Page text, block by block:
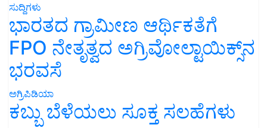
ಸುದ್ದಿಗಳು
ಭಾರತದ ಗ್ರಾಮೀಣ ಆರ್ಥಿಕತೆಗೆ
FPO ನೇತೃತ್ವದ ಅಗ್ರಿವೋಲ್ಟಾಯಿಕ್ಸ್‌ನ
ಭರವಸೆ
ಅಗ್ರಿಪಿಡಿಯಾ
ಕಬ್ಬು ಬೆಳೆಯಲು ಸೂಕ್ತ ಸಲಹೆಗಳು